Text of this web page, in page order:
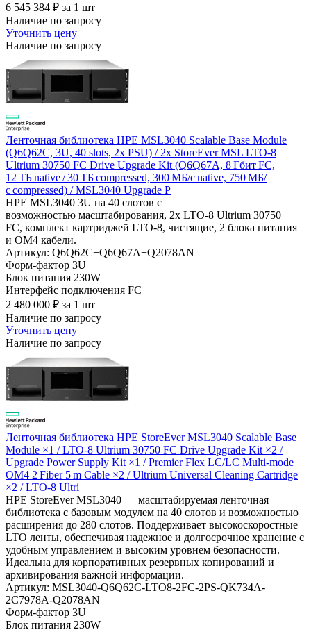
6 545 384 ₽ за 1 шт
Наличие по запросу
Уточнить цену
Наличие по запросу
Ленточная библиотека HPE MSL3040 Scalable Base Module
(Q6Q62C, 3U, 40 slots, 2x PSU) / 2x StoreEver MSL LTO-8
Ultrium 30750 FC Drive Upgrade Kit (Q6Q67A, 8 Гбит FC,
12 ТБ native / 30 ТБ compressed, 300 МБ/с native, 750 МБ/
с compressed) / MSL3040 Upgrade P
HPE MSL3040 3U на 40 слотов с
возможностью масштабирования, 2x LTO-8 Ultrium 30750
FC, комплект картриджей LTO-8, чистящие, 2 блока питания
и OM4 кабели.
Артикул: Q6Q62C+Q6Q67A+Q2078AN
Форм-фактор 3U
Блок питания 230W
Интерфейс подключения FC
2 480 000 ₽ за 1 шт
Наличие по запросу
Уточнить цену
Наличие по запросу
Ленточная библиотека HPE StoreEver MSL3040 Scalable Base
Module ×1 / LTO-8 Ultrium 30750 FC Drive Upgrade Kit ×2 /
Upgrade Power Supply Kit ×1 / Premier Flex LC/LC Multi‑mode
OM4 2 Fiber 5 m Cable ×2 / Ultrium Universal Cleaning Cartridge
×2 / LTO-8 Ultri
HPE StoreEver MSL3040 — масштабируемая ленточная
библиотека с базовым модулем на 40 слотов и возможностью
расширения до 280 слотов. Поддерживает высокоскоростные
LTO ленты, обеспечивая надежное и долгосрочное хранение с
удобным управлением и высоким уровнем безопасности.
Идеальна для корпоративных резервных копирований и
архивирования важной информации.
Артикул: MSL3040-Q6Q62C-LTO8-2FC-2PS-QK734A-
2C7978A-Q2078AN
Форм-фактор 3U
Блок питания 230W